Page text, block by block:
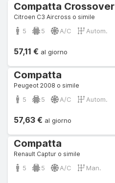
Compatta Crossover
Citroen C3 Aircross o simile
5 5 A/C Autom.
57,11 € al giorno
Compatta
Peugeot 2008 o simile
5 5 A/C Autom.
57,63 € al giorno
Compatta
Renault Captur o simile
5 5 A/C Man.